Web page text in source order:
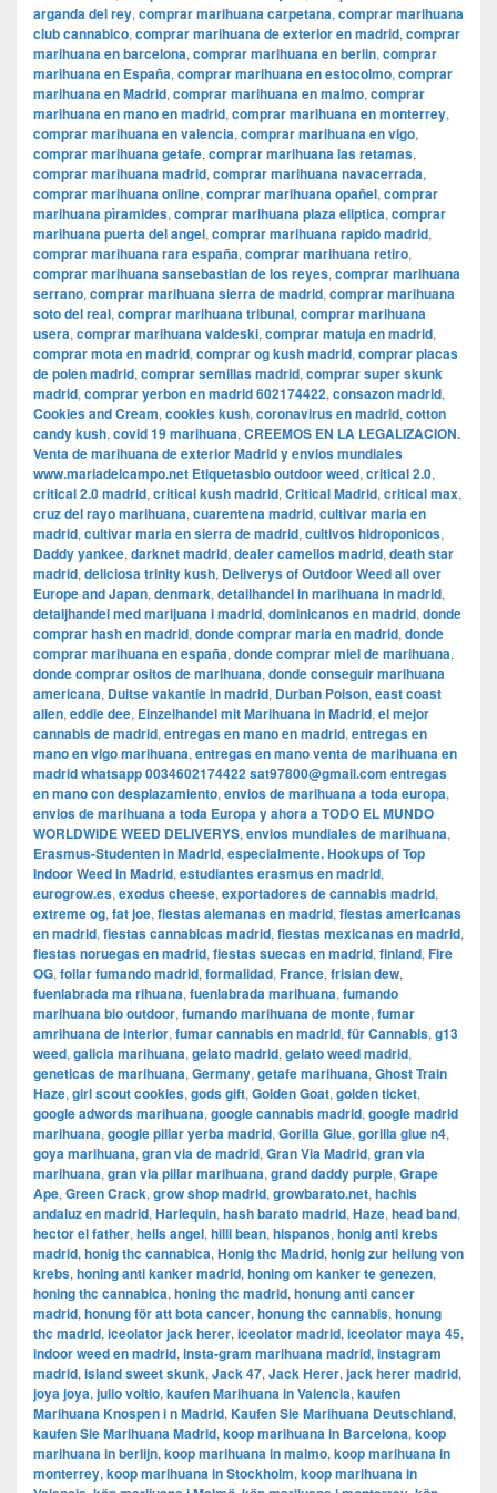
arganda del rey, comprar marihuana carpetana, comprar marihuana
club cannabico, comprar marihuana de exterior en madrid, comprar
marihuana en barcelona, comprar marihuana en berlin, comprar
marihuana en España, comprar marihuana en estocolmo, comprar
marihuana en Madrid, comprar marihuana en malmo, comprar
marihuana en mano en madrid, comprar marihuana en monterrey,
comprar marihuana en valencia, comprar marihuana en vigo,
comprar marihuana getafe, comprar marihuana las retamas,
comprar marihuana madrid, comprar marihuana navacerrada,
comprar marihuana online, comprar marihuana opañel, comprar
marihuana pìramides, comprar marihuana plaza eliptica, comprar
marihuana puerta del angel, comprar marihuana rapido madrid,
comprar marihuana rara españa, comprar marihuana retiro,
comprar marihuana sansebastian de los reyes, comprar marihuana
serrano, comprar marihuana sierra de madrid, comprar marihuana
soto del real, comprar marihuana tribunal, comprar marihuana
usera, comprar marihuana valdeski, comprar matuja en madrid,
comprar mota en madrid, comprar og kush madrid, comprar placas
de polen madrid, comprar semillas madrid, comprar super skunk
madrid, comprar yerbon en madrid 602174422, consazon madrid,
Cookies and Cream, cookies kush, coronavirus en madrid, cotton
candy kush, covid 19 marihuana, CREEMOS EN LA LEGALIZACION.
Venta de marihuana de exterior Madrid y envios mundiales
www.mariadelcampo.net Etiquetasbio outdoor weed, critical 2.0,
critical 2.0 madrid, critical kush madrid, Critical Madrid, critical max,
cruz del rayo marihuana, cuarentena madrid, cultivar maria en
madrid, cultivar maria en sierra de madrid, cultivos hidroponicos,
Daddy yankee, darknet madrid, dealer camellos madrid, death star
madrid, deliciosa trinity kush, Deliverys of Outdoor Weed all over
Europe and Japan, denmark, detailhandel in marihuana in madrid,
detaljhandel med marijuana i madrid, dominicanos en madrid, donde
comprar hash en madrid, donde comprar maria en madrid, donde
comprar marihuana en españa, donde comprar miel de marihuana,
donde comprar ositos de marihuana, donde conseguir marihuana
americana, Duitse vakantie in madrid, Durban Poison, east coast
alien, eddie dee, Einzelhandel mit Marihuana in Madrid, el mejor
cannabis de madrid, entregas en mano en madrid, entregas en
mano en vigo marihuana, entregas en mano venta de marihuana en
madrid whatsapp 0034602174422 sat97800@gmail.com entregas
en mano con desplazamiento, envios de marihuana a toda europa,
envios de marihuana a toda Europa y ahora a TODO EL MUNDO
WORLDWIDE WEED DELIVERYS, envios mundiales de marihuana,
Erasmus-Studenten in Madrid, especialmente. Hookups of Top
Indoor Weed in Madrid, estudiantes erasmus en madrid,
eurogrow.es, exodus cheese, exportadores de cannabis madrid,
extreme og, fat joe, fiestas alemanas en madrid, fiestas americanas
en madrid, fiestas cannabicas madrid, fiestas mexicanas en madrid,
fiestas noruegas en madrid, fiestas suecas en madrid, finland, Fire
OG, follar fumando madrid, formalidad, France, frisian dew,
fuenlabrada ma rihuana, fuenlabrada marihuana, fumando
marihuana bio outdoor, fumando marihuana de monte, fumar
amrihuana de interior, fumar cannabis en madrid, für Cannabis, g13
weed, galicia marihuana, gelato madrid, gelato weed madrid,
geneticas de marihuana, Germany, getafe marihuana, Ghost Train
Haze, girl scout cookies, gods gift, Golden Goat, golden ticket,
google adwords marihuana, google cannabis madrid, google madrid
marihuana, google pillar yerba madrid, Gorilla Glue, gorilla glue n4,
goya marihuana, gran via de madrid, ​​Gran Via Madrid, gran via
marihuana, gran via pillar marihuana, grand daddy purple, Grape
Ape, Green Crack, grow shop madrid, growbarato.net, hachis
andaluz en madrid, Harlequin, hash barato madrid, Haze, head band,
hector el father, hells angel, hilli bean, hispanos, honig anti krebs
madrid, honig thc cannabica, Honig thc Madrid, honig zur heilung von
krebs, honing anti kanker madrid, honing om kanker te genezen,
honing thc cannabica, honing thc madrid, honung anti cancer
madrid, honung för att bota cancer, honung thc cannabis, honung
thc madrid, iceolator jack herer, iceolator madrid, iceolator maya 45,
indoor weed en madrid, insta-gram marihuana madrid, instagram
madrid, island sweet skunk, Jack 47, Jack Herer, jack herer madrid,
joya joya, julio voltio, kaufen Marihuana in Valencia, kaufen
Marihuana Knospen i n Madrid, Kaufen Sie Marihuana Deutschland,
kaufen Sie Marihuana Madrid, koop marihuana in Barcelona, koop
marihuana in berlijn, koop marihuana in malmo, koop marihuana in
monterrey, koop marihuana in Stockholm, ​​koop marihuana in